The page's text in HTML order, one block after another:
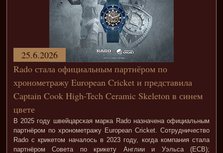
Rado стала официальным партнёром по
хронометражу European Cricket и представила
Captain Cook High-Tech Ceramic Skeleton в синем
цвете
В 2025 году швейцарская марка Rado назначена официальным
партнёром по хронометражу European Cricket. Сотрудничество
Rado с крикетом началось в 2023 году, когда компания стала
партнёром Совета по крикету Англии и Уэльса (ECB);
25.6.2026